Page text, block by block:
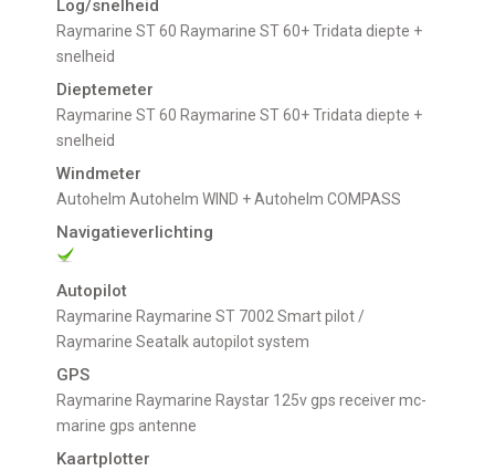
Log/snelheid
Raymarine ST 60 Raymarine ST 60+ Tridata diepte +
snelheid
Dieptemeter
Raymarine ST 60 Raymarine ST 60+ Tridata diepte +
snelheid
Windmeter
Autohelm Autohelm WIND + Autohelm COMPASS
Navigatieverlichting
Autopilot
Raymarine Raymarine ST 7002 Smart pilot /
Raymarine Seatalk autopilot system
GPS
Raymarine Raymarine Raystar 125v gps receiver mc-
marine gps antenne
Kaartplotter